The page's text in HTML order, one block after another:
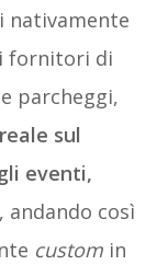
nativamente
fornitori di
parcheggi,
sul
eventi,
, andando così
customin